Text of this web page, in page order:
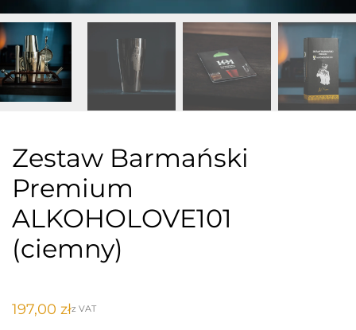
Zestaw Barmański
Premium
ALKOHOLOVE101
(ciemny)
197,00 złz VAT